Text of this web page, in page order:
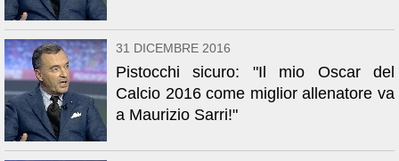
31 DICEMBRE 2016
Pistocchi sicuro: "Il mio Oscar del
Calcio 2016 come miglior allenatore va
a Maurizio Sarri!"